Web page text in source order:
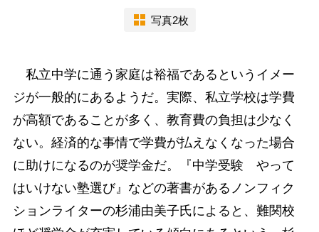
写真2枚
私立中学に通う家庭は裕福であるというイメー
ジが一般的にあるようだ。実際、私立学校は学費
が高額であることが多く、教育費の負担は少なく
ない。経済的な事情で学費が払えなくなった場合
に助けになるのが奨学金だ。『中学受験 やって
はいけない塾選び』などの著書があるノンフィク
ションライターの杉浦由美子氏によると、難関校